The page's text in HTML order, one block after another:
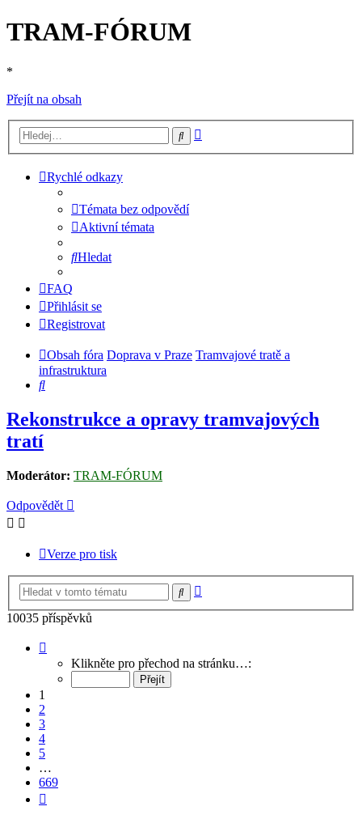
TRAM-FÓRUM
*
Přejít na obsah
Hledat
Rychlé odkazy
Témata bez odpovědí
Aktivní témata
Hledat
FAQ
Přihlásit se
Registrovat
Obsah fóra Doprava v Praze Tramvajové tratě a
infrastruktura
Hledat
Rekonstrukce a opravy tramvajových
tratí
Moderátor: TRAM-FÓRUM
Odpovědět
Verze pro tisk
Hledat
10035 příspěvků
Klikněte pro přechod na stránku…:
1
2
3
4
5
…
669